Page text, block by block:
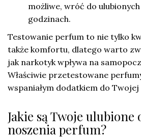
możliwe, wróć do
godzinach.
Testowanie perfum to nie tylko
także komfortu, dlatego warto
jak narkotyk wpływa na
Właściwie przetestowane
wspaniałym dodatkiem do
Jakie są Twoje ulubione
noszenia perfum?